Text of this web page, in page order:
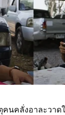
ตุคนคลั่งอาละว